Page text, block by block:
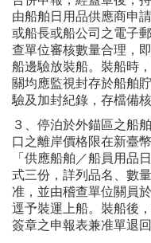
由船舶日用品供應商申
或船長或船公司之電子
查單位審核數量合理，
船邊驗放裝船。裝船時
關均應監視封存於船舶
驗及加封紀錄，存檔備核
３、停泊於外錨區之船
口之離岸價格限在新臺
「供應船舶／船員用品
式三份，詳列品名、數
准，並由稽查單位關員
逕予裝運上船。裝船後
簽章之申報表兼准單退